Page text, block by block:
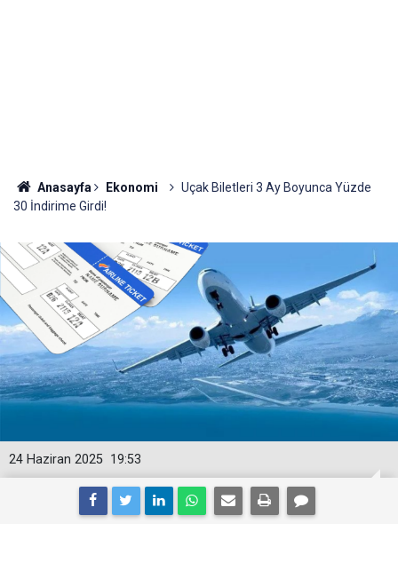
Anasayfa Ekonomi
Uçak Biletleri 3 Ay Boyunca Yüzde
30 İndirime Girdi!
19:53
24 Haziran 2025